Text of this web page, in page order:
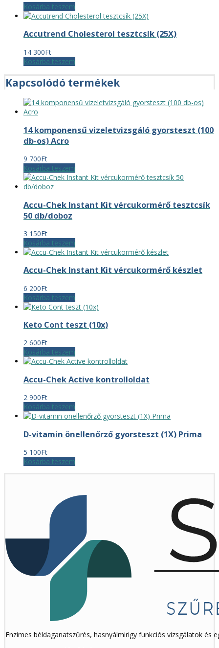
Kosárba teszem
Accutrend Cholesterol tesztcsík (25X)
14 300Ft
Kosárba teszem
Kapcsolódó termékek
14 komponensű vizeletvizsgáló gyorsteszt (100
db-os) Acro
9 700Ft
Kosárba teszem
Accu-Chek Instant Kit vércukormérő tesztcsík
50 db/doboz
3 150Ft
Kosárba teszem
Accu-Chek Instant Kit vércukormérő készlet
6 200Ft
Kosárba teszem
Keto Cont teszt (10x)
2 600Ft
Kosárba teszem
Accu-Chek Active kontrolloldat
2 900Ft
Kosárba teszem
D-vitamin önellenőrző gyorsteszt (1X) Prima
5 100Ft
Kosárba teszem
Enzimes béldaganatszűrés, hasnyálmirigy funkciós vizsgálatok és